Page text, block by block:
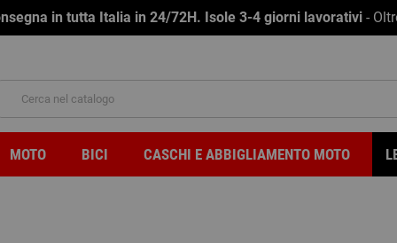
in tutta Italia in 24/72H. Isole 3-4 giorni lavorativi -
MOTO BICI CASCHI E ABBIGLIAMENTO MOTO